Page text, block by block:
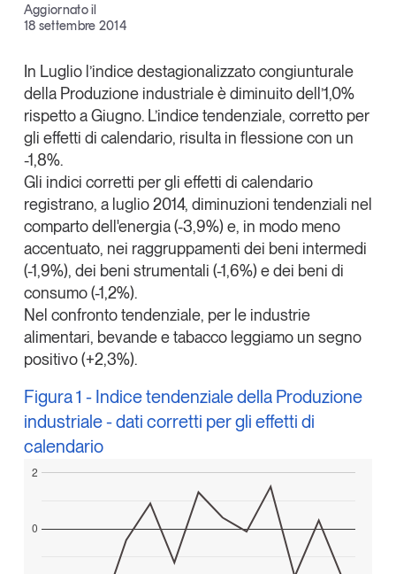
Magazine
Opinioni
Dossier
Il Numero
Interviste
Comunicati stampa
Video
Podcast
Eventi e formazione
Tutti gli appuntamenti
Chi siamo
Tendenze Journal
La nostra newsletter nella tua email
Aggiornato il
18 settembre 2014
Linkedin
Copia Link
In Luglio l’indice destagionalizzato congiunturale
della Produzione industriale è diminuito dell’1,0%
rispetto a Giugno. L’indice tendenziale, corretto per
gli effetti di calendario, risulta in flessione con un
-1,8%.
Gli indici corretti per gli effetti di calendario
registrano, a luglio 2014, diminuzioni tendenziali nel
comparto dell'energia (-3,9%) e, in modo meno
accentuato, nei raggruppamenti dei beni intermedi
(-1,9%), dei beni strumentali (-1,6%) e dei beni di
consumo (-1,2%).
Nel confronto tendenziale, per le industrie
alimentari, bevande e tabacco leggiamo un segno
positivo (+2,3%).
Figura 1 - Indice tendenziale della Produzione
industriale - dati corretti per gli effetti di
calendario
0
2